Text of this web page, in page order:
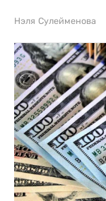
Нэля Сулейменова